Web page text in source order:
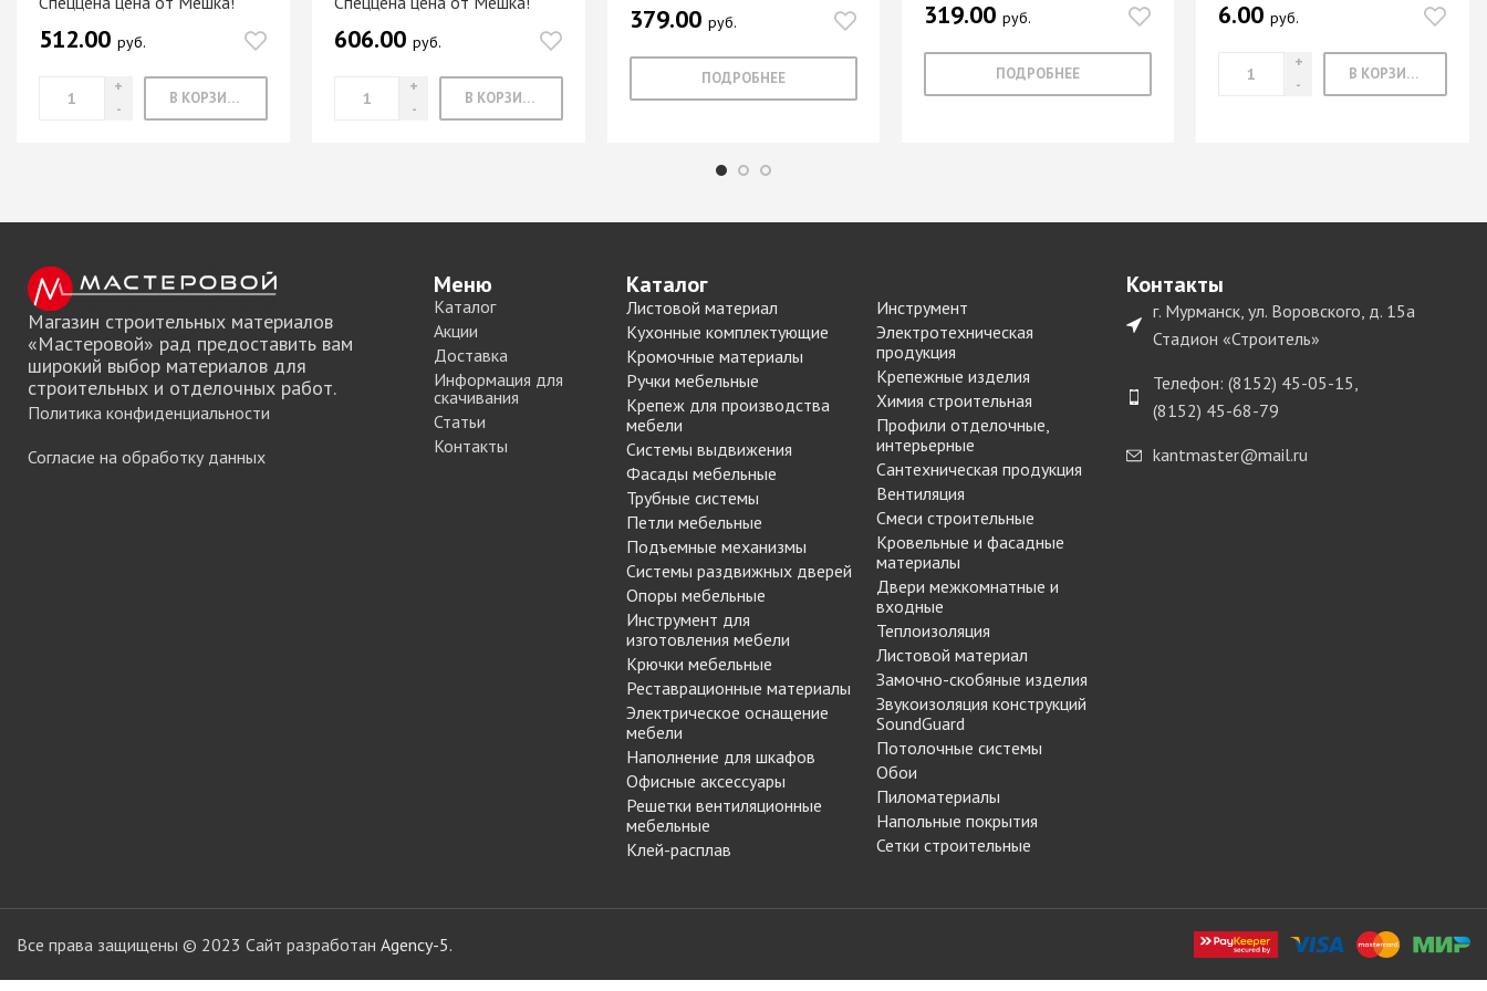
Подъемные механизмы
Система шкафа-купе
SAMET
Система шкафа-купе
Система шкафа-купе
+ еще 0 категории
Опоры цокольные
Сверла для прсадочных
станков
Столярные инструменты
Фрезы по дереву
Реставрационные
материалы
ВОСК МЕБЕЛЬНЫЙ
МЯГКИЙ
ВОСК МЕБЕЛЬНЫЙ
ТВЕРДЫЙ
ЖИДКАЯ КОЖА
ЛАК РЕСТАВРАЦИОННЫЙ
МАРКЕР МЕБЕЛЬНЫЙ
РЕСТАВРАЦИОННЫЕ
ИНСТРУМЕНТЫ
ШТРИХ МЕБЕЛЬНЫЙ
Электрическое
оснащение мебели
Освещение для мебели
Удлиннители
Наполнение для
Замки мебельные
Корзины Kessebohmer
Пантографы
Полоки сетчатые,
обувные механизмы
Штанги выдвижные,
брючницы
Решетки
вентиляционные
мебельные
512.00 руб.
В КОРЗИНУ
606.00 руб.
В КОРЗИНУ
379.00 руб.
ПОДРОБНЕЕ
319.00 руб.
ПОДРОБНЕЕ
6.00руб.
В КОРЗИНУ
Магазин строительных материалов
«Мастеровой» рад предоставить вам
широкий выбор материалов для
строительных и отделочных работ.
Политика конфиденциальности
Согласие на обработку данных
Меню
Каталог
Акции
Доставка
Информация для
скачивания
Статьи
Контакты
Каталог
Листовой материал
Кухонные комплектующие
Кромочные материалы
Ручки мебельные
Крепеж для производства
мебели
Системы выдвижения
Фасады мебельные
Трубные системы
Петли мебельные
Подъемные механизмы
Системы раздвижных дверей
Опоры мебельные
Инструмент для
изготовления мебели
Крючки мебельные
Реставрационные материалы
Электрическое оснащение
мебели
Наполнение для шкафов
Офисные аксессуары
Решетки вентиляционные
мебельные
Клей-расплав
Инструмент
Электротехническая
продукция
Крепежные изделия
Химия строительная
Профили отделочные,
интерьерные
Сантехническая продукция
Вентиляция
Смеси строительные
Кровельные и фасадные
материалы
Двери межкомнатные и
входные
Теплоизоляция
Листовой материал
Замочно-скобяные изделия
Звукоизоляция конструкций
SoundGuard
Потолочные системы
Обои
Пиломатериалы
Напольные покрытия
Сетки строительные
Контакты
г. Мурманск, ул. Воровского, д. 15а
Стадион «Строитель»
Телефон: (8152) 45-05-15,
(8152) 45-68-79
kantmaster@mail.ru
Все права защищены © 2023 Сайт разработан Agency-5.